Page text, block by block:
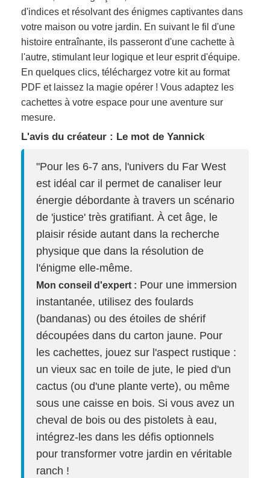
d'indices et résolvant des énigmes captivantes dans
votre maison ou votre jardin. En suivant le fil d'une
histoire entraînante, ils passeront d'une cachette à
l'autre, stimulant leur logique et leur esprit d'équipe.
En quelques clics, téléchargez votre kit au format
PDF et laissez la magie opérer ! Vous adaptez les
cachettes à votre espace pour une aventure sur
mesure.
L'avis du créateur : Le mot de Yannick
"Pour les 6-7 ans, l'univers du Far West
est idéal car il permet de canaliser leur
énergie débordante à travers un scénario
de 'justice' très gratifiant. À cet âge, le
plaisir réside autant dans la recherche
physique que dans la résolution de
l'énigme elle-même.
Mon conseil d'expert : Pour une immersion
instantanée, utilisez des foulards
(bandanas) ou des étoiles de shérif
découpées dans du carton jaune. Pour
les cachettes, jouez sur l'aspect rustique :
un vieux sac en toile de jute, le pied d'un
cactus (ou d'une plante verte), ou même
sous une caisse en bois. Si vous avez un
cheval de bois ou des pistolets à eau,
intégrez-les dans les défis optionnels
pour transformer votre jardin en véritable
ranch !